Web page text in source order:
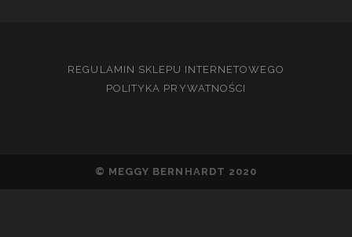
REGULAMIN SKLEPU INTERNETOWEGO
POLITYKA PRYWATNOŚCI
© MEGGY BERNHARDT 2020